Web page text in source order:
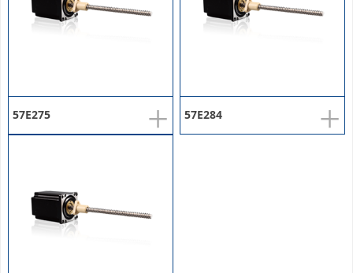
+
57E275 +
57E284